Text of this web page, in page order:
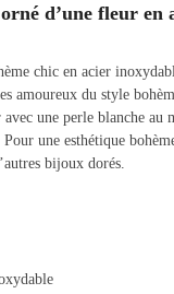
d’une fleur en
chic en acier
amoureux du style
avec une perle blanche
une esthétique
bijoux dorés.